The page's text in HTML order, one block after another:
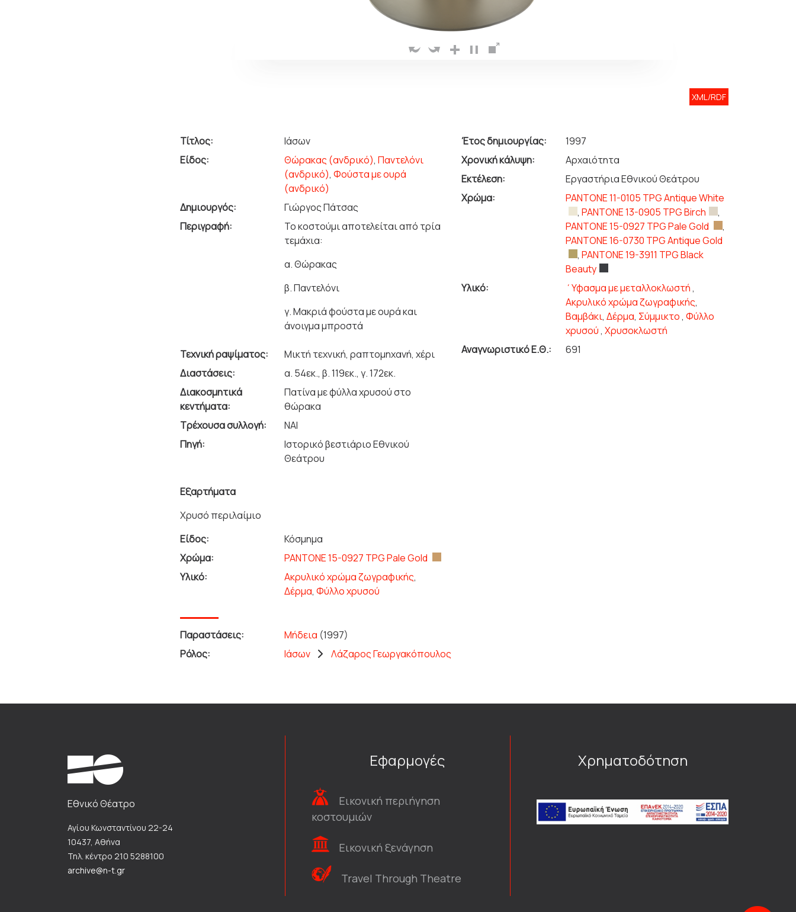
XML/RDF
Τίτλος:
Ιάσων
Είδος:
Θώρακας (ανδρικό), Παντελόνι
(ανδρικό), Φούστα με ουρά
(ανδρικό)
Δημιουργός:
Γιώργος Πάτσας
Περιγραφή:
Το κοστούμι αποτελείται από τρία
τεμάχια:
α. Θώρακας
β. Παντελόνι
γ. Μακριά φούστα με ουρά και
άνοιγμα μπροστά
Τεχνική ραψίματος:
Μικτή τεχνική, ραπτομηχανή, χέρι
Διαστάσεις:
α. 54εκ., β. 119εκ., γ. 172εκ.
Διακοσμητικά
κεντήματα:
Πατίνα με φύλλα χρυσού στο
θώρακα
Τρέχουσα συλλογή:
ΝΑΙ
Πηγή:
Ιστορικό βεστιάριο Εθνικού
Θεάτρου
Έτος δημιουργίας:
1997
Χρονική κάλυψη:
Αρχαιότητα
Εκτέλεση:
Εργαστήρια Εθνικού Θεάτρου
Χρώμα:
PANTONE 11-0105 TPG Antique White
, PANTONE 13-0905 TPG Birch
,
PANTONE 15-0927 TPG Pale Gold
,
PANTONE 16-0730 TPG Antique Gold
, PANTONE 19-3911 TPG Black
Beauty
Υλικό:
΄Υφασμα με μεταλλοκλωστή,
Ακρυλικό χρώμα ζωγραφικής,
Βαμβάκι, Δέρμα, Σύμμικτο, Φύλλο
χρυσού, Χρυσοκλωστή
Αναγνωριστικό Ε.Θ.:
691
Εξαρτήματα
Χρυσό περιλαίμιο
Είδος:
Κόσμημα
Χρώμα:
PANTONE 15-0927 TPG Pale Gold
Υλικό:
Ακρυλικό χρώμα ζωγραφικής,
Δέρμα, Φύλλο χρυσού
Παραστάσεις: Μήδεια (1997)
Ρόλος:
Ιάσων Λάζαρος Γεωργακόπουλος
Εθνικό Θέατρο
Αγίου Κωνσταντίνου 22-24
10437, Αθήνα
Τηλ. κέντρο 210 5288100
archive@n-t.gr
Εφαρμογές
Εικονική περιήγηση
κοστουμιών
Εικονική ξενάγηση
Travel Through Theatre
Χρηματοδότηση